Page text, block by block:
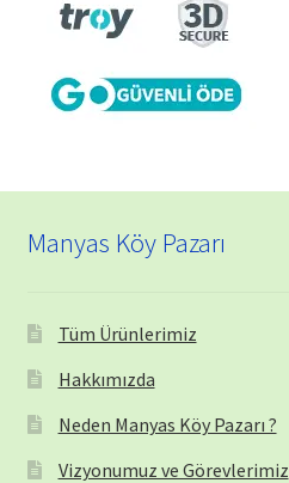
Manyas Köy Pazarı
Tüm Ürünlerimiz
Hakkımızda
Neden Manyas Köy Pazarı ?
Vizyonumuz ve Görevlerimiz